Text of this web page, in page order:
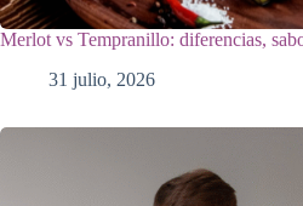
Merlot vs Tempranillo: diferencias,
31 julio, 2026